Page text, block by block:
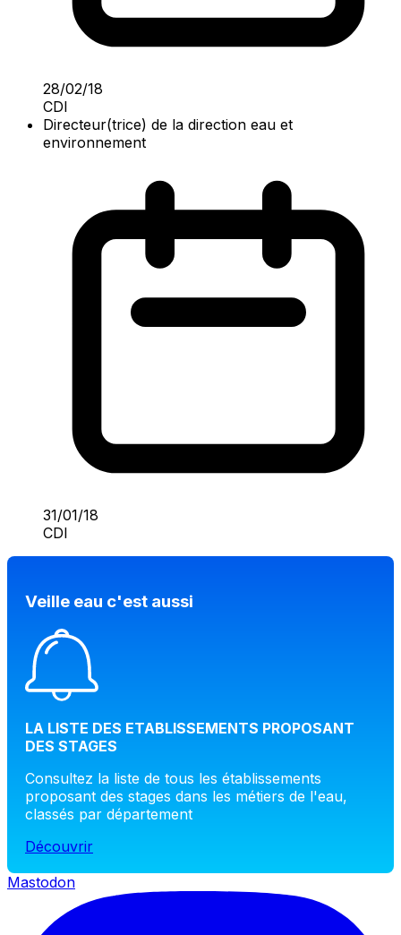
28/02/18
CDI
Directeur(trice) de la direction eau et
environnement
31/01/18
CDI
Veille eau c'est aussi
LA LISTE DES ETABLISSEMENTS PROPOSANT
DES STAGES
Consultez la liste de tous les établissements
proposant des stages dans les métiers de l'eau,
classés par département
Découvrir
Mastodon